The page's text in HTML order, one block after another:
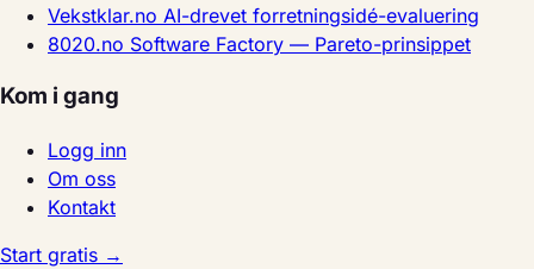
Vekstklar.no AI-drevet forretningsidé-evaluering
8020.no Software Factory — Pareto-prinsippet
Kom i gang
Logg inn
Om oss
Kontakt
Start gratis →